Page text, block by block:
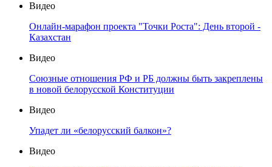
Видео
Онлайн-марафон проекта "Точки Роста": День второй -
Казахстан
Видео
Союзные отношения РФ и РБ должны быть закреплены
в новой белорусской Конституции
Видео
Упадет ли «белорусский балкон»?
Видео